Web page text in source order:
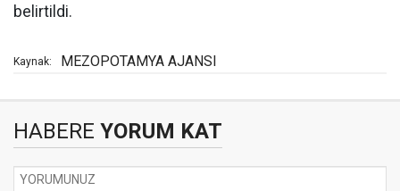
belirtildi.
Kaynak: MEZOPOTAMYA AJANSI
HABERE YORUM KAT